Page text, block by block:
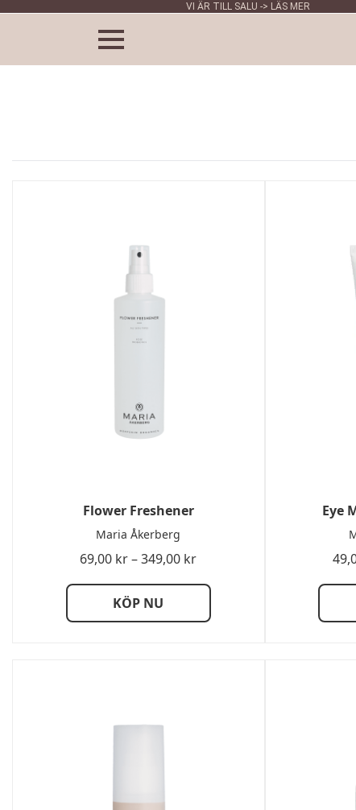
VI ÄR TILL SALU -> LÄS MER
Flower Freshener
Maria Åkerberg
69,00 kr–349,00 krPrisintervall:
till
KÖP NU
Eye